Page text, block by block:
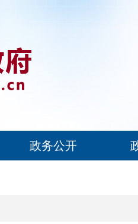
政务公开